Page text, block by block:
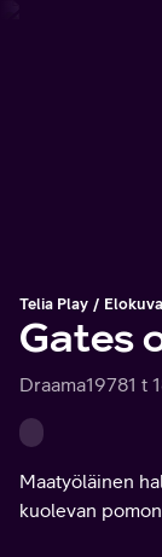
Telia Play
Gates
Draama19781 t
Maatyöläinen
kuolevan